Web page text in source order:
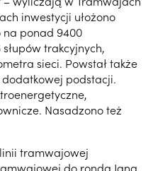
inwestycji ułożono
na ponad 9400
trakcyjnych,
sieci. Powstał także
podstacji.
Nasadzono też
tramwajowej
do ronda Jana